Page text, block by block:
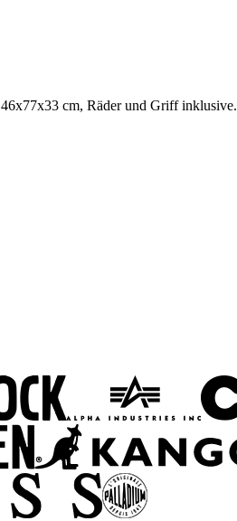
cm, Räder und Griff inklusive.